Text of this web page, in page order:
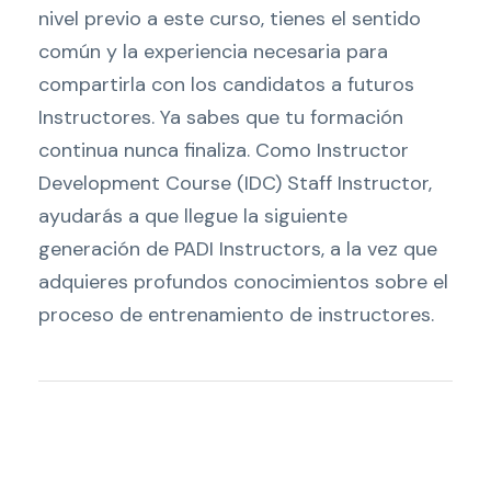
nivel previo a este curso, tienes el sentido
común y la experiencia necesaria para
compartirla con los candidatos a futuros
Instructores. Ya sabes que tu formación
continua nunca finaliza. Como Instructor
Development Course (IDC) Staff Instructor,
ayudarás a que llegue la siguiente
generación de PADI Instructors, a la vez que
adquieres profundos conocimientos sobre el
proceso de entrenamiento de instructores.